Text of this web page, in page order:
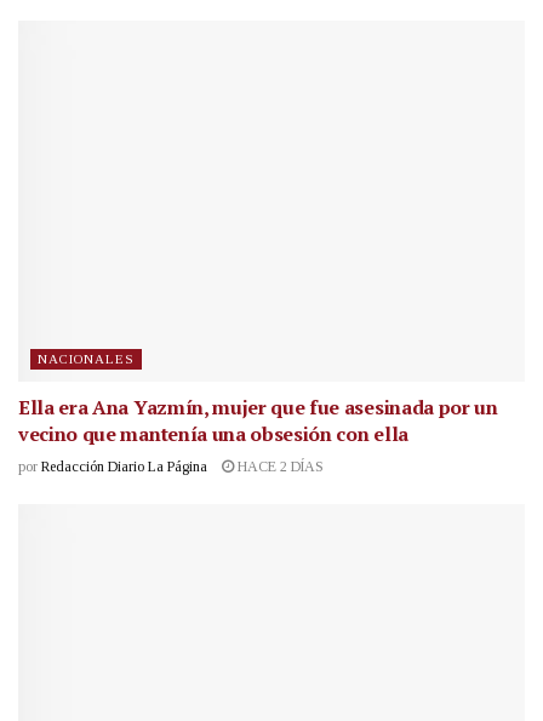
NACIONALES
Ella era Ana Yazmín, mujer que fue asesinada por un
vecino que mantenía una obsesión con ella
por Redacción Diario La Página HACE 2 DÍAS